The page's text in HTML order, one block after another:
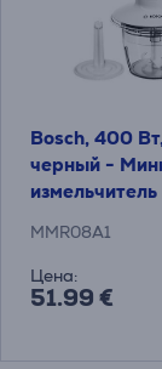
Bosch, 400
черный -
измельчитель
MMR08A1
Цена:
51.99 €